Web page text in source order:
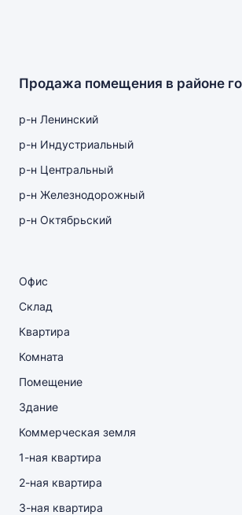
Продажа помещения в районе
р-н Ленинский
р-н Индустриальный
р-н Центральный
р-н Железнодорожный
р-н Октябрьский
Офис
Склад
Квартира
Комната
Помещение
Здание
Коммерческая земля
1-ная квартира
2-ная квартира
3-ная квартира